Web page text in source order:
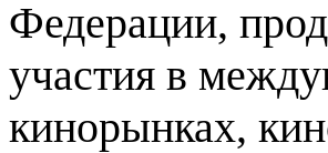
Федерации,
участия в
кинорынках,